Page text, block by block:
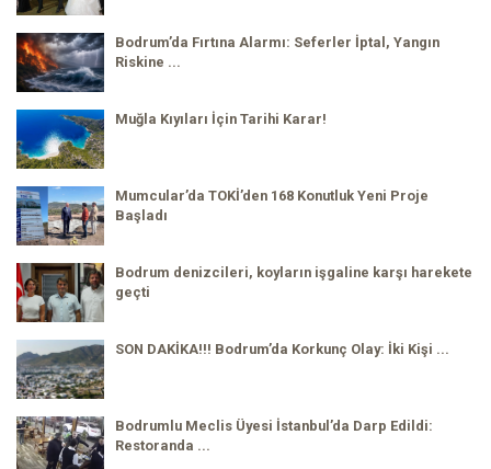
Bodrum’da Fırtına Alarmı: Seferler İptal, Yangın
Riskine ...
Muğla Kıyıları İçin Tarihi Karar!
Mumcular’da TOKİ’den 168 Konutluk Yeni Proje
Başladı
Bodrum denizcileri, koyların işgaline karşı harekete
geçti
SON DAKİKA!!! Bodrum’da Korkunç Olay: İki Kişi ...
Bodrumlu Meclis Üyesi İstanbul’da Darp Edildi:
Restoranda ...